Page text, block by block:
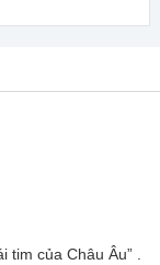
của Châu Âu” .